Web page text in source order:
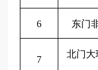
6 东门
7
北门大